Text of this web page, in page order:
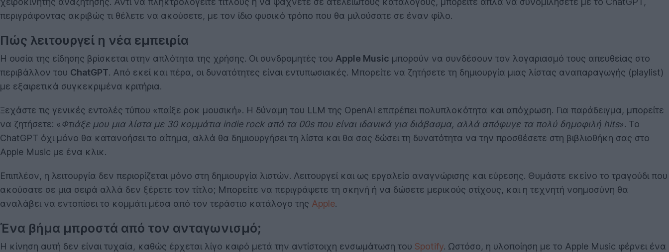
περιγράφοντας ακριβώς τι θέλετε να ακούσετε, με τον ίδιο φυσικό τρόπο που θα μιλούσατε σε έναν φίλο.
Πώς λειτουργεί η νέα εμπειρία
Η ουσία της είδησης βρίσκεται στην απλότητα της χρήσης. Οι συνδρομητές του Apple Music μπορούν να συνδέσουν τον λογαριασμό τους απευθείας στο
περιβάλλον του ChatGPT. Από εκεί και πέρα, οι δυνατότητες είναι εντυπωσιακές. Μπορείτε να ζητήσετε τη δημιουργία μιας λίστας αναπαραγωγής (playlist)
με εξαιρετικά συγκεκριμένα κριτήρια.
Ξεχάστε τις γενικές εντολές τύπου «παίξε ροκ μουσική». Η δύναμη του LLM της OpenAI επιτρέπει πολυπλοκότητα και απόχρωση. Για παράδειγμα, μπορείτε
να ζητήσετε: «Φτιάξε μου μια λίστα με 30 κομμάτια indie rock από τα 00s που είναι ιδανικά για διάβασμα, αλλά απόφυγε τα πολύ δημοφιλή hits». Το
ChatGPT όχι μόνο θα κατανοήσει το αίτημα, αλλά θα δημιουργήσει τη λίστα και θα σας δώσει τη δυνατότητα να την προσθέσετε στη βιβλιοθήκη σας στο
Apple Music με ένα κλικ.
Επιπλέον, η λειτουργία δεν περιορίζεται μόνο στη δημιουργία λιστών. Λειτουργεί και ως εργαλείο αναγνώρισης και εύρεσης. Θυμάστε εκείνο το τραγούδι που
ακούσατε σε μια σειρά αλλά δεν ξέρετε τον τίτλο; Μπορείτε να περιγράψετε τη σκηνή ή να δώσετε μερικούς στίχους, και η τεχνητή νοημοσύνη θα
αναλάβει να εντοπίσει το κομμάτι μέσα από τον τεράστιο κατάλογο της Apple.
Ένα βήμα μπροστά από τον ανταγωνισμό;
Η κίνηση αυτή δεν είναι τυχαία, καθώς έρχεται λίγο καιρό μετά την αντίστοιχη ενσωμάτωση του Spotify. Ωστόσο, η υλοποίηση με το Apple Music φέρνει ένα